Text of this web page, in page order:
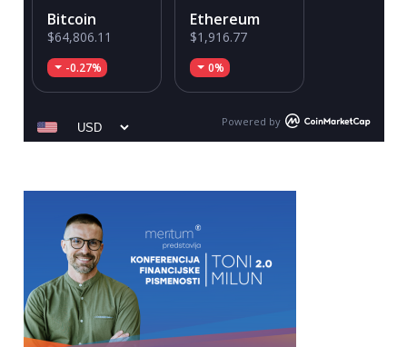
Bitcoin
$64,806.11
-0.27%
Ethereum
$1,916.77
0%
Powered by